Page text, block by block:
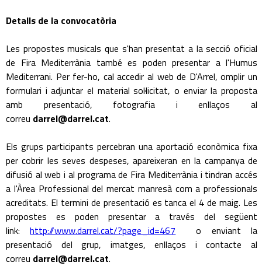
Detalls de la convocatòria
Les propostes musicals que s'han presentat a la secció oficial
de Fira Mediterrània també es poden presentar a l'Humus
Mediterrani. Per fer-ho, cal accedir al web de D'Arrel, omplir un
formulari i adjuntar el material sol·licitat, o enviar la proposta
amb presentació, fotografia i enllaços al
correu darrel@darrel.cat.
Els grups participants percebran una aportació econòmica fixa
per cobrir les seves despeses, apareixeran en la campanya de
difusió al web i al programa de Fira Mediterrània i tindran accés
a l'Àrea Professional del mercat manresà com a professionals
acreditats. El termini de presentació es tanca el 4 de maig. Les
propostes es poden presentar a través del següent
link:http://www.darrel.cat/?page_id=467 o enviant la
presentació del grup, imatges, enllaços i contacte al
correu darrel@darrel.cat.